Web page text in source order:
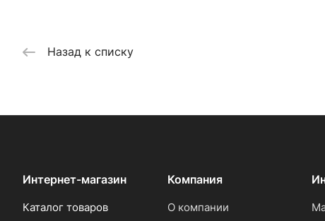
Назад к списку
Интернет-магазин
Каталог товаров
Компания
О компании